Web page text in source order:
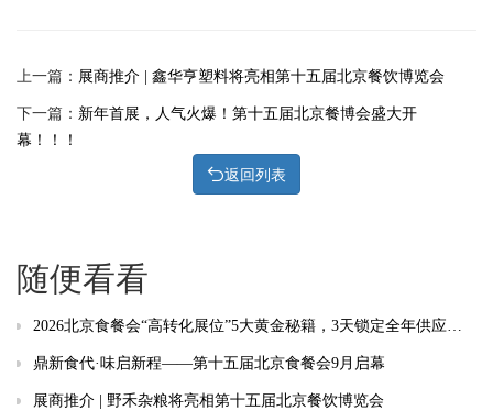
上一篇： 展商推介 | 鑫华亨塑料将亮相第十五届北京餐饮博览会
下一篇： 新年首展，人气火爆！第十五届北京餐博会盛大开
幕！！！
返回列表
随便看看
2026北京食餐会“高转化展位”5大黄金秘籍，3天锁定全年供应链商机
鼎新食代·味启新程——第十五届北京食餐会9月启幕
展商推介 | 野禾杂粮将亮相第十五届北京餐饮博览会